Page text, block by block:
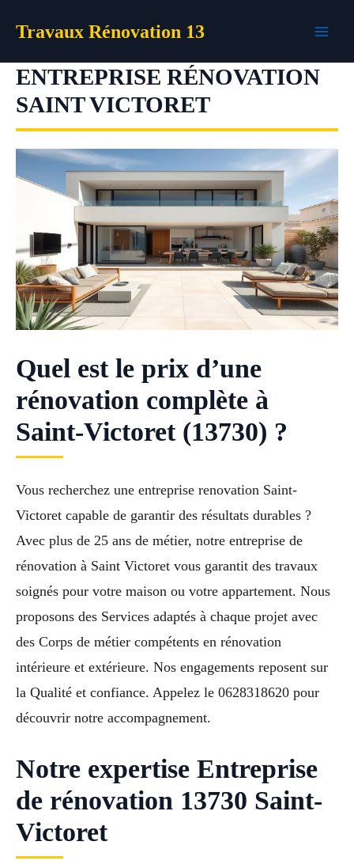
Travaux Rénovation 13
ENTREPRISE RÉNOVATION
SAINT VICTORET
Quel est le prix d’une
rénovation complète à
Saint-Victoret (13730) ?
Vous recherchez une entreprise renovation Saint-
Victoret capable de garantir des résultats durables ?
Avec plus de 25 ans de métier, notre entreprise de
rénovation à Saint Victoret vous garantit des travaux
soignés pour votre maison ou votre appartement. Nous
proposons des Services adaptés à chaque projet avec
des Corps de métier compétents en rénovation
intérieure et extérieure. Nos engagements reposent sur
la Qualité et confiance. Appelez le 0628318620 pour
découvrir notre accompagnement.
Notre expertise Entreprise
de rénovation 13730 Saint-
Victoret